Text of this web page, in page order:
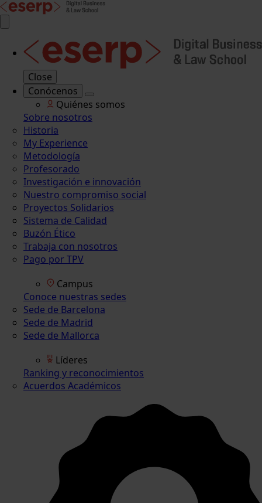
Close
Conócenos
Quiénes somos
Sobre nosotros
Historia
My Experience
Metodología
Profesorado
Investigación e innovación
Nuestro compromiso social
Proyectos Solidarios
Sistema de Calidad
Buzón Ético
Trabaja con nosotros
Pago por TPV
Campus
Conoce nuestras sedes
Sede de Barcelona
Sede de Madrid
Sede de Mallorca
Líderes
Ranking y reconocimientos
Acuerdos Académicos